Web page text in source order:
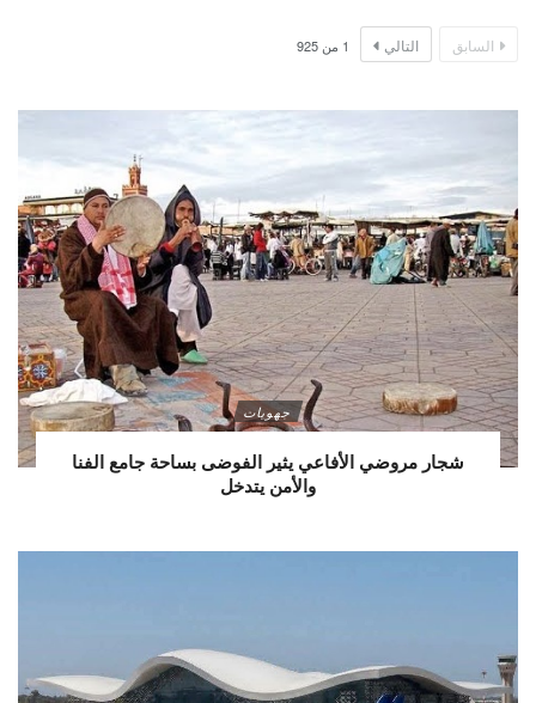
السابق التالي 1 من 925
جهويات
شجار مروضي الأفاعي يثير الفوضى بساحة جامع الفنا
والأمن يتدخل